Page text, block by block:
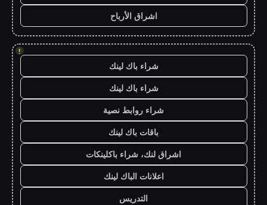
اشراق الأرباح
!
شراء باك لينك
شراء باك لينك
شراء روابط نصية
باقات باك لينك
اشراق لنك، شراء باكلينكات
اعلانات الباك لينك
التدريس